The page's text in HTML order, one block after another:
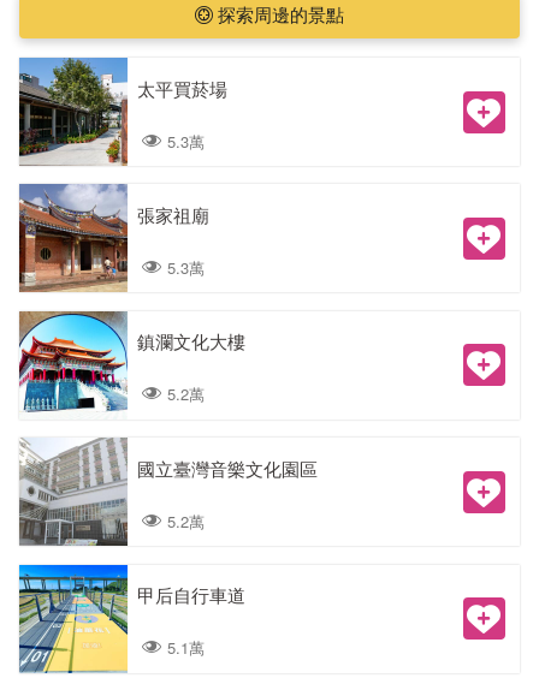
探索周邊的景點
太平買菸場
5.3萬
張家祖廟
5.3萬
鎮瀾文化大樓
5.2萬
國立臺灣音樂文化園區
5.2萬
甲后自行車道
5.1萬